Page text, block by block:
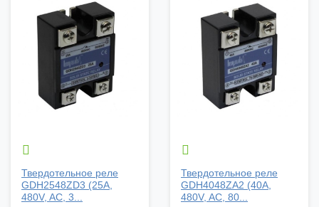

Твердотельное реле
GDH2548ZD3 (25A,
480V, AC, 3...

Твердотельное реле
GDH4048ZA2 (40A,
480V, AC, 80...